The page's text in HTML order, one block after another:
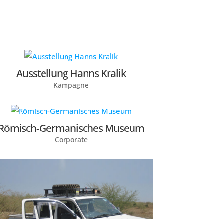
Ausstellung Hanns Kralik
Kampagne
Germanisches Museum
Corporate